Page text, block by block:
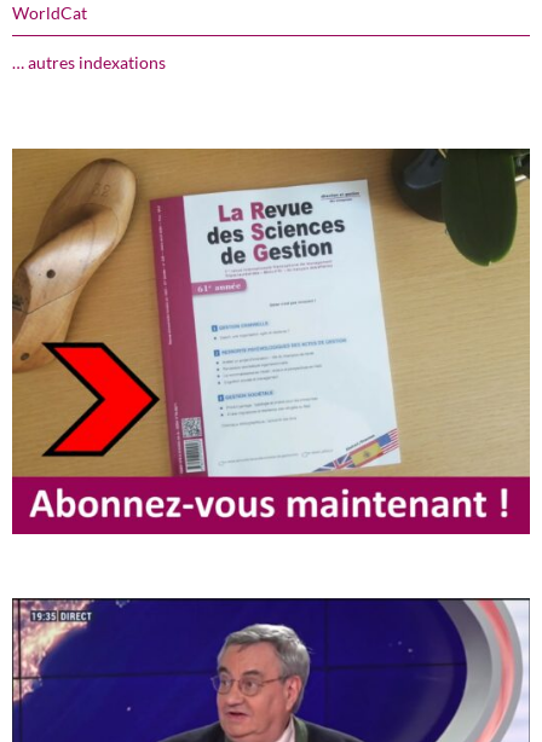
WorldCat
… autres indexations